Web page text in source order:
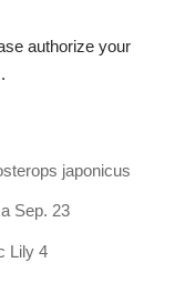
authorize your
.